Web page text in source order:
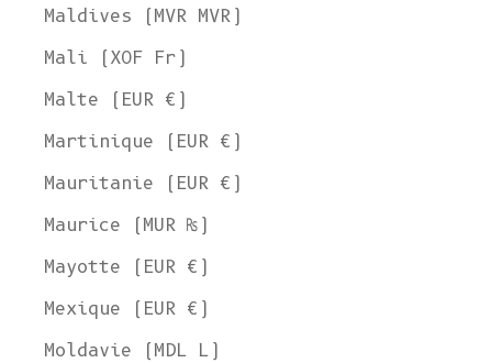
Maldives (MVR MVR)
Mali (XOF Fr)
Malte (EUR €)
Martinique (EUR €)
Mauritanie (EUR €)
Maurice (MUR ₨)
Mayotte (EUR €)
Mexique (EUR €)
Moldavie (MDL L)